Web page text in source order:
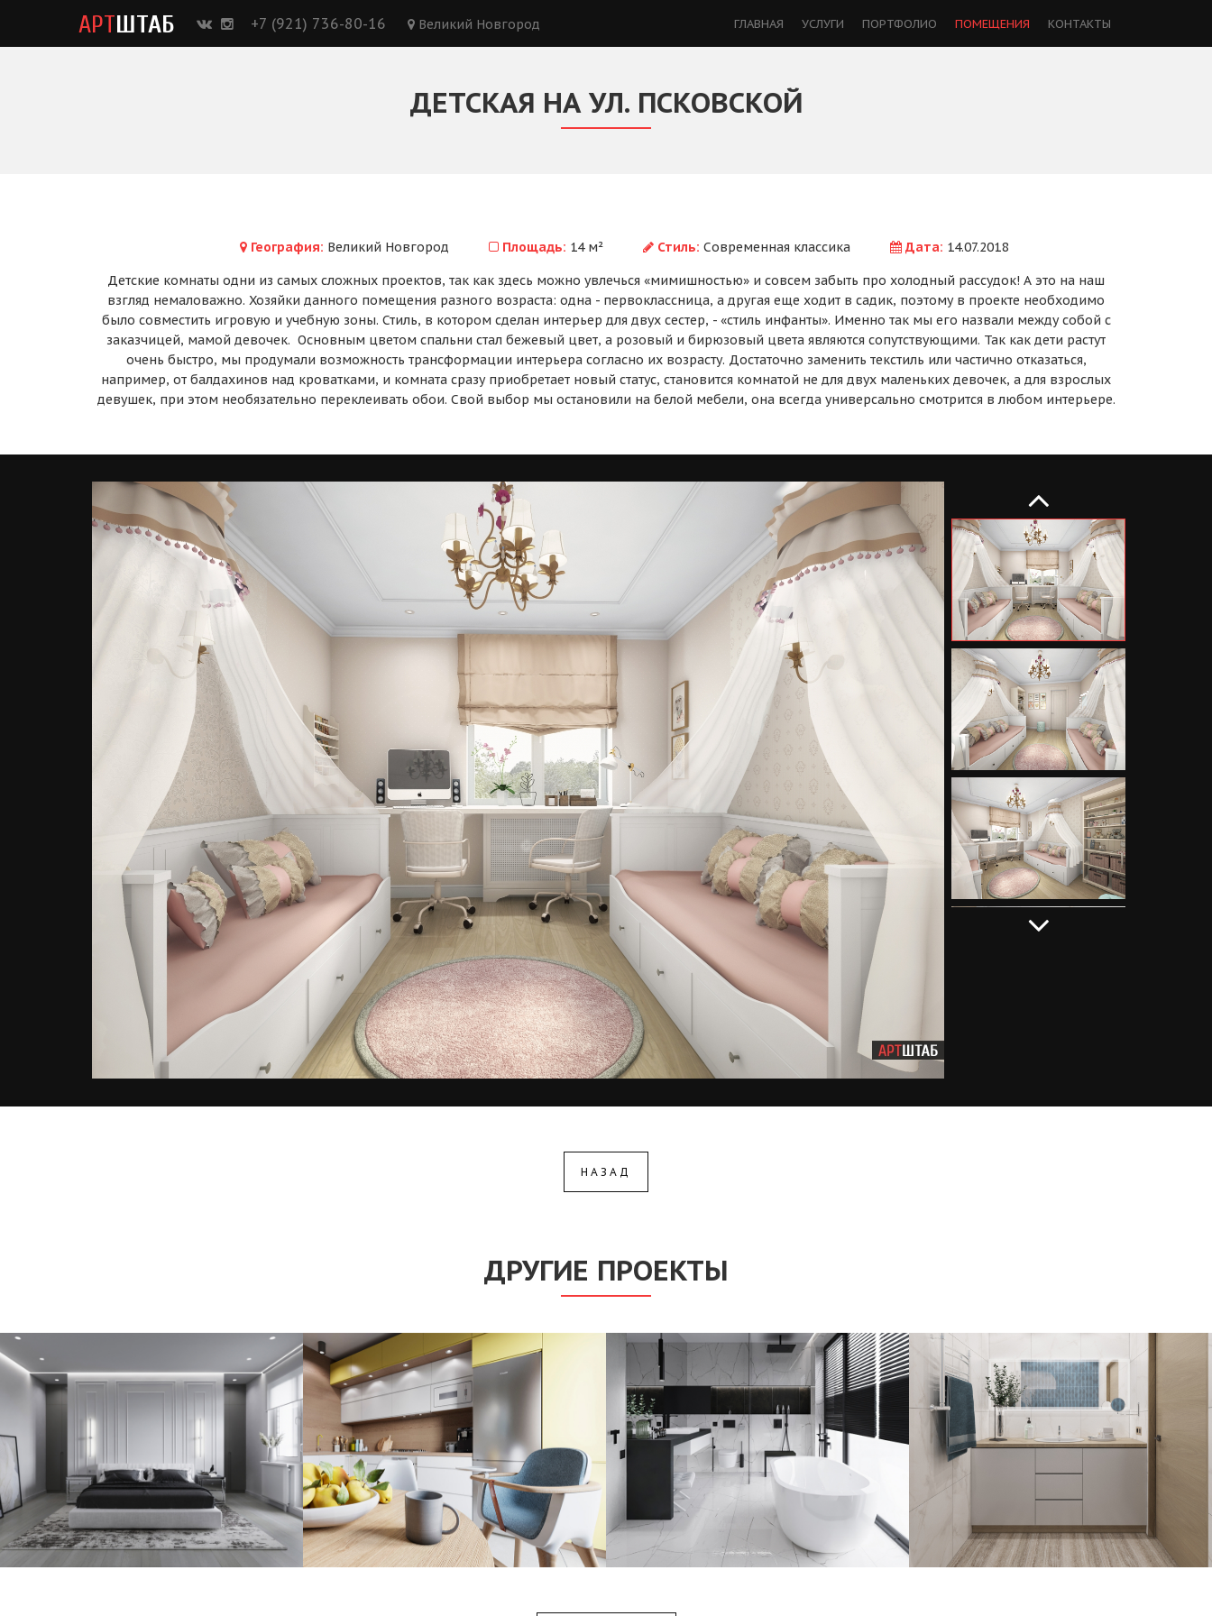
АРТШТАБ +7 (921) 736-80-16 Великий Новгород ГЛАВНАЯ УСЛУГИ ПОРТФОЛИО ПОМЕЩЕНИЯ КОНТАКТЫ
ДЕТСКАЯ НА УЛ. ПСКОВСКОЙ
География: Великий Новгород Площадь: 14 м² Стиль: Современная классика Дата: 14.07.2018
Детские комнаты одни из самых сложных проектов, так как здесь можно увлечься «мимишностью» и совсем забыть про холодный рассудок! А это на наш
взгляд немаловажно. Хозяйки данного помещения разного возраста: одна - первоклассница, а другая еще ходит в садик, поэтому в проекте необходимо
было совместить игровую и учебную зоны. Стиль, в котором сделан интерьер для двух сестер, - «стиль инфанты». Именно так мы его назвали между собой с
заказчицей, мамой девочек. Основным цветом спальни стал бежевый цвет, а розовый и бирюзовый цвета являются сопутствующими. Так как дети растут
очень быстро, мы продумали возможность трансформации интерьера согласно их возрасту. Достаточно заменить текстиль или частично отказаться,
например, от балдахинов над кроватками, и комната сразу приобретает новый статус, становится комнатой не для двух маленьких девочек, а для взрослых
девушек, при этом необязательно переклеивать обои. Свой выбор мы остановили на белой мебели, она всегда универсально смотрится в любом интерьере.
НАЗАД
ДРУГИЕ ПРОЕКТЫ